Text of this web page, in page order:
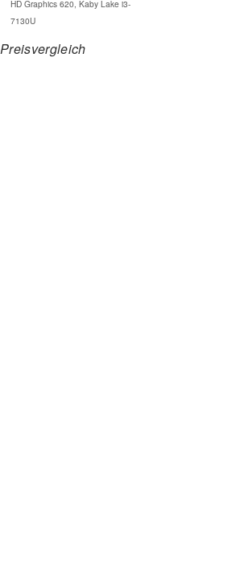
HD Graphics 620, Kaby Lake i3-
7130U
Preisvergleich